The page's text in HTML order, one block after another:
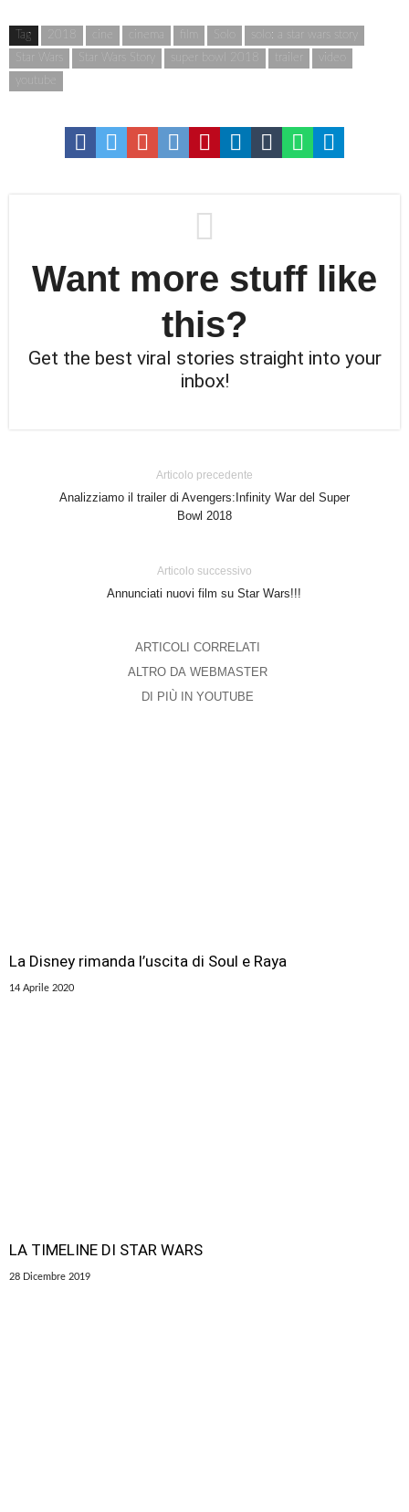
Tag 2018 cine cinema
solo: a star wars story
Star Wars
Star Wars Story super bowl 2018 trailer
youtube
Want more stuff like
this?
Get the best viral stories straight into your
inbox!
Articolo precedente
Analizziamo il trailer di Avengers:Infinity War del Super
Bowl 2018
Articolo successivo
Annunciati nuovi film su Star Wars!!!
ARTICOLI CORRELATI
ALTRO DA WEBMASTER
DI PIÙ IN YOUTUBE
La Disney rimanda l’uscita di Soul e Raya
14 Aprile 2020
LA TIMELINE DI STAR WARS
28 Dicembre 2019